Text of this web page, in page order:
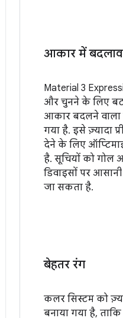
आकार में
Material 3
और चुनने के लिए
आकार बदलने वाला
गया है. इसे ज़्यादा
देने के लिए
है. सूचियों को गोल
डिवाइसों पर
जा सकता है.
बेहतर रंग
कलर सिस्टम को
बनाया गया है,